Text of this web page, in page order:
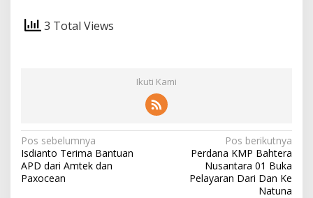
3 Total Views
Ikuti Kami
N
a
v
Pos sebelumnya
Isdianto Terima Bantuan
APD dari Amtek dan
Paxocean
Pos berikutnya
Perdana KMP Bahtera
Nusantara 01 Buka
Pelayaran Dari Dan Ke
Natuna